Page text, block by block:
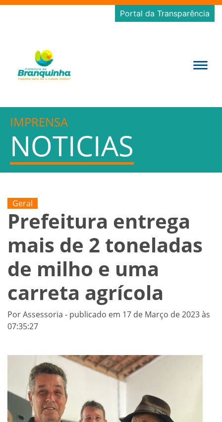
Portal da Transparência
IMPRENSA
NOTICIAS
Geral
Prefeitura entrega
mais de 2 toneladas
de milho e uma
carreta agrícola
Por Assessoria - publicado em 17 de Março de 2023 às
07:35:27